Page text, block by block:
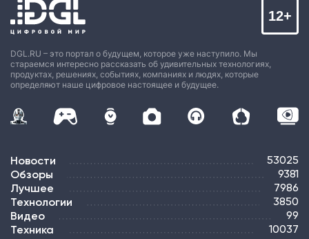
DGL.RU – это портал о будущем, которое уже наступило. Мы
стараемся интересно рассказать об удивительных технологиях,
продуктах, решениях, событиях, компаниях и людях, которые
определяют наше цифровое настоящее и будущее.
12+
Новости 53025
Обзоры 9381
Лучшее 7986
Технологии 3850
Видео 99
Техника 10037